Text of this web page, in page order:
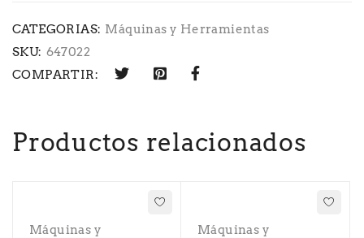
CATEGORIAS: Máquinas y Herramientas
SKU: 647022
COMPARTIR:
Productos relacionados
Máquinas y
Máquinas y